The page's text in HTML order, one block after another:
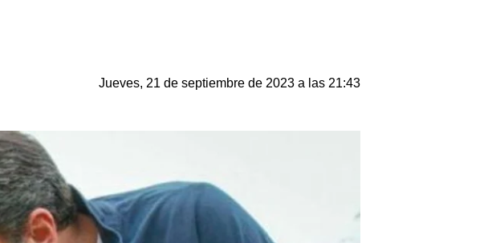
Jueves, 21 de septiembre de 2023 a las 21:43